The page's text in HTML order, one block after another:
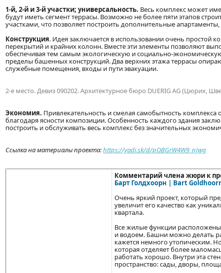
1-й, 2-й и 3-й участки; универсальность. Весь комплекс может
будут иметь сегмент террасы. Возможно не более пяти этапов
участками, что позволяет построить дополнительные
Конструкция. Идея заключается в использовании очень простой
перекрытий и крайних колонн. Вместе эти элементы позволяют
обеспечивая тем самым экологическую и социально-
пределы башенных конструкций. Два верхних этажа террасы
служебные помещения, входы и пути эвакуации.
2-е место. Девиз 090202. Архитектурное бюро DUERIG AG (Цюрих,
Экономия. Привлекательность и смелая самобытность комплекса
благодаря ясности композиции. Особенность каждого здания
построить и обслуживать весь комплекс без значительных
Ссылка на материалы проекта:https://yadi.sk/d/pOBGrW4W9_nJwg
Комментарий члена жюри к
Барт Голдхоорн | Bart
Очень яркий проект, который
увеличит его качество как
квартала.
Все жилые функции
и водоем. Башни можно делать
кажется немного утопическим.
которая отделяет более
работать хорошо. Внутри эта
пространство: сады, дворы,